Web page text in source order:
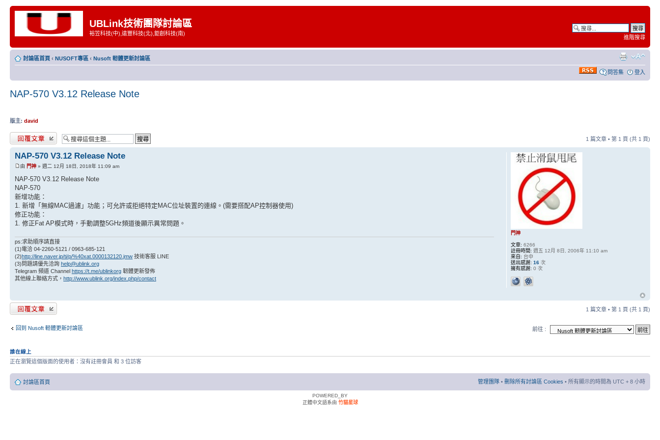
UBLink技術團隊討論區
裕笠科技(中),遠豐科技(北),鉅創科技(南)
進階搜尋
討論區首頁 ‹ NUSOFT專區 ‹ Nusoft 軔體更新討論區
問答集 登入
NAP-570 V3.12 Release Note
版主: david
發表回覆 1 篇文章 • 第 1 頁 (共 1 頁)
NAP-570 V3.12 Release Note
由 門神 » 週二 12月 18日, 2018年 11:09 am
NAP-570 V3.12 Release Note
NAP-570
新增功能：
1. 新增「無線MAC過濾」功能；可允許或拒絕特定MAC位址裝置的連線。(需要搭配AP控制器使用)
修正功能：
1. 修正Fat AP模式時，手動調整5GHz頻道後顯示異常問題。
ps:求助順序請直接
(1)電洽 04-2260-5121 / 0963-685-121
(2)http://line.naver.jp/ti/p/%40xat.0000132120.jmw 技術客服 LINE
(3)問題請優先洽詢 help@ublink.org
Telegram 頻道 Channel https://t.me/ublinkorg 韌體更新發佈
其他線上聯絡方式， http://www.ublink.org/index.php/contact
門神
文章: 6266
註冊時間: 週五 12月 8日, 2006年 11:10 am
來自: 台中
送出感謝: 16次
擁有感謝: 0 次
發表回覆 1 篇文章 • 第 1 頁 (共 1 頁)
回到 Nusoft 軔體更新討論區 前往 :
誰在線上
正在瀏覽這個版面的使用者：沒有註冊會員 和 3 位訪客
討論區首頁 管理團隊 • 刪除所有討論區 Cookies • 所有顯示的時間為 UTC + 8 小時
POWERED_BY
正體中文語系由 竹貓星球